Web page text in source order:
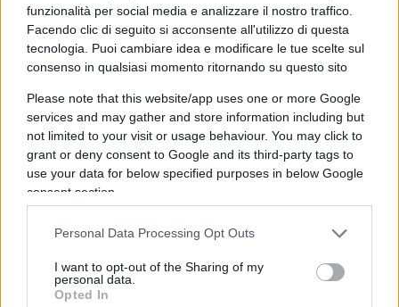
funzionalità per social media e analizzare il nostro traffico.
Facendo clic di seguito si acconsente all'utilizzo di questa
tecnologia. Puoi cambiare idea e modificare le tue scelte sul
consenso in qualsiasi momento ritornando su questo sito
Please note that this website/app uses one or more Google
services and may gather and store information including but
not limited to your visit or usage behaviour. You may click to
grant or deny consent to Google and its third-party tags to
use your data for below specified purposes in below Google
consent section.
Personal Data Processing Opt Outs
I want to opt-out of the Sharing of my
personal data.
Opted In
A commentare i primi risultati è stato il segretario
metropolitano del Pd MilanoAlessandro Capelli
che parla di una vittoria diffusa del centrosinistra.
“Siamo davvero orgogliosi e orgogliose dei
risultati nella nostra Città Metropolitana. Il
centrosinistra vince in tutti i Comuni sopra i 15
mila abitanti, con risultati importanti del Partito
Democratico e una conferma della forza del
lavoro costruito in questi anni sui territori”. Capelli
cita in particolare le conferme aCorsico, Segrate
e Bollate,oltre alla conquista di Parabiago“dopo